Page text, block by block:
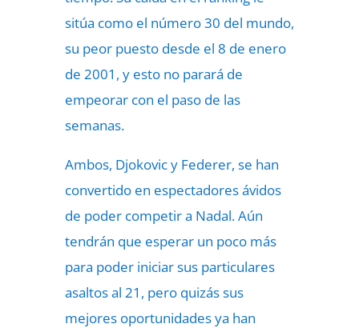
sitúa como el número 30 del mundo,
su peor puesto desde el 8 de enero
de 2001, y esto no parará de
empeorar con el paso de las
semanas.
Ambos, Djokovic y Federer, se han
convertido en espectadores ávidos
de poder competir a Nadal. Aún
tendrán que esperar un poco más
para poder iniciar sus particulares
asaltos al 21, pero quizás sus
mejores oportunidades ya han